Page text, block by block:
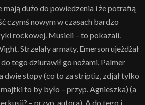
mają dużo do powiedzenia i że potrafią
czymś nowym w czasach bardzo
rockowej. Musieli – to pokazali.
Strzelały armaty, Emerson ujeżdżał
tego dziurawił go nożami, Palmer
dwie stopy (co to za striptiz, zdjął tylko
to by było – przyp. Agnieszka) (a
– przyp. autora). A do tego i